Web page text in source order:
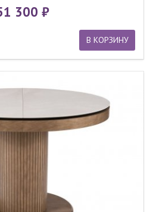
300
В КОРЗИНУ